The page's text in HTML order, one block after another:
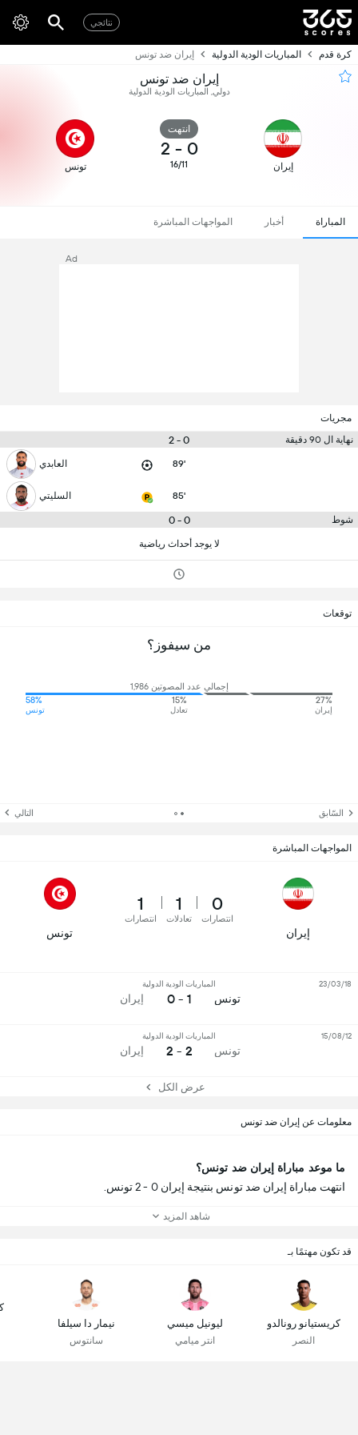
نتائجي
كرة قدم المباريات الودية الدولية إيران ضد تونس
إيران ضد تونس
دولي, المباريات الودية الدولية
إيران
انتهت
0
-
2
16/11 تونس
المباراة أخبار المواجهات المباشرة
Ad
مجريات
نهاية ال 90 دقيقة
0 - 2
89' العابدي
85' السليتي
شوط 0 - 0
لا يوجد أحداث رياضية
توقعات
من سيفوز؟
إجمالي عدد المصوتين 1,986
27%
إيران
15%
تعادل
58%
تونس
السّابق التالي
المواجهات المباشرة
إيران
0
انتصارات
1
تعادلات
1
انتصارات
تونس
تونس
المباريات الودية الدولية
1 - 0 إيران
23/03/18
تونس
المباريات الودية الدولية
2 - 2 إيران
15/08/12
عرض الكل
معلومات عن إيران ضد تونس
ما موعد مباراة إيران ضد تونس؟
انتهت مباراة إيران ضد تونس بنتيجة إيران 0 - 2 تونس.
شاهد المزيد
قد تكون مهتمًا بـ
كريستيانو رونالدو
النصر
ليونيل ميسي
انتر ميامي
نيمار دا سيلفا
سانتوس